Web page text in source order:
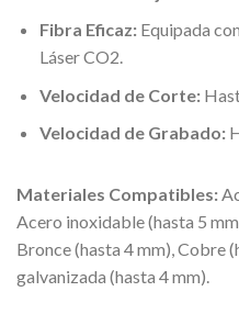
Fibra Eficaz:Equipada
Láser CO2.
Velocidad de Corte:
Velocidad de Grabado:
Materiales Compatibles:
Acero inoxidable (hasta 5
Bronce (hasta 4 mm), Cobre
galvanizada (hasta 4 mm).